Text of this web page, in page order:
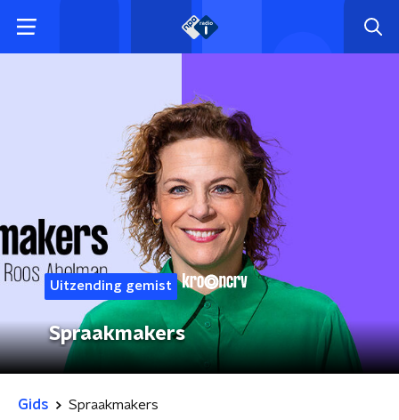
Uitzending gemist
Spraakmakers
Gids Spraakmakers